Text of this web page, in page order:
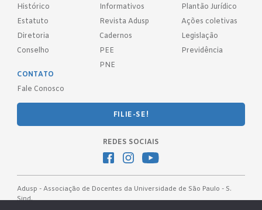
Histórico
Estatuto
Diretoria
Conselho
Informativos
Revista Adusp
Cadernos
PEE
PNE
Plantão Jurídico
Ações coletivas
Legislação
Previdência
CONTATO
Fale Conosco
FILIE-SE!
REDES SOCIAIS
Adusp - Associação de Docentes da Universidade de São Paulo - S.
Sind.